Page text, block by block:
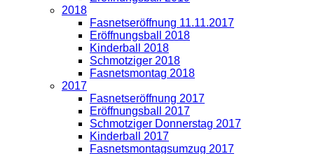
2018
Fasnetseröffnung 11.11.2017
Eröffnungsball 2018
Kinderball 2018
Schmotziger 2018
Fasnetsmontag 2018
2017
Fasnetseröffnung 2017
Eröffnungsball 2017
Schmotziger Donnerstag 2017
Kinderball 2017
Fasnetsmontagsumzug 2017